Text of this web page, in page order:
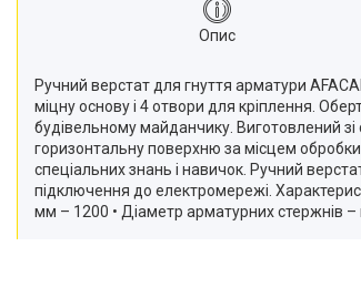
Опис
Ручний верстат для гнуття арматури
міцну основу і 4 отвори для кріплення.
будівельному майданчику. Виготовлений
горизонтальну поверхню за місцем
спеціальних знань і навичок. Ручний
підключення до електромережі.
мм – 1200 • Діаметр арматурних стержнів